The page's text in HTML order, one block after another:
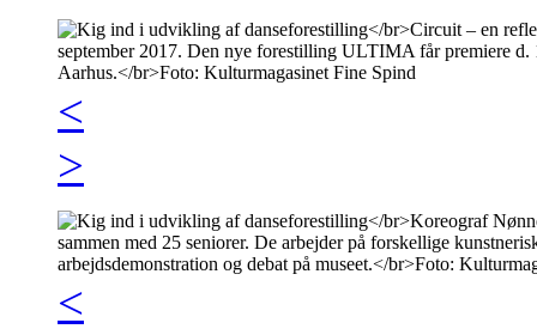
<
>
<